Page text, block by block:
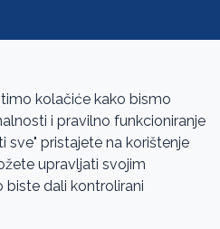
kolačiće kako bismo
i pravilno funkcioniranje
sve" pristajete na korištenje
upravljati svojim
biste dali kontrolirani